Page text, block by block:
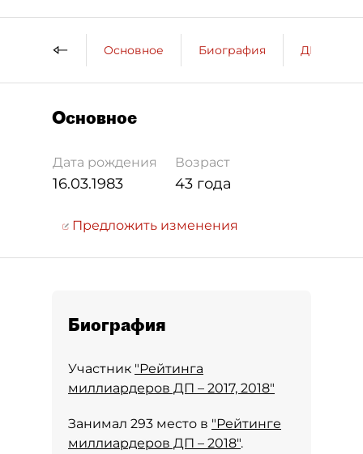
Основное Биография ДП о
Основное
Дата рождения
16.03.1983
Возраст
43 года
Предложить изменения
Биография
Участник "Рейтинга
миллиардеров ДП – 2017, 2018"
Занимал 293 место в "Рейтинге
миллиардеров ДП – 2018".